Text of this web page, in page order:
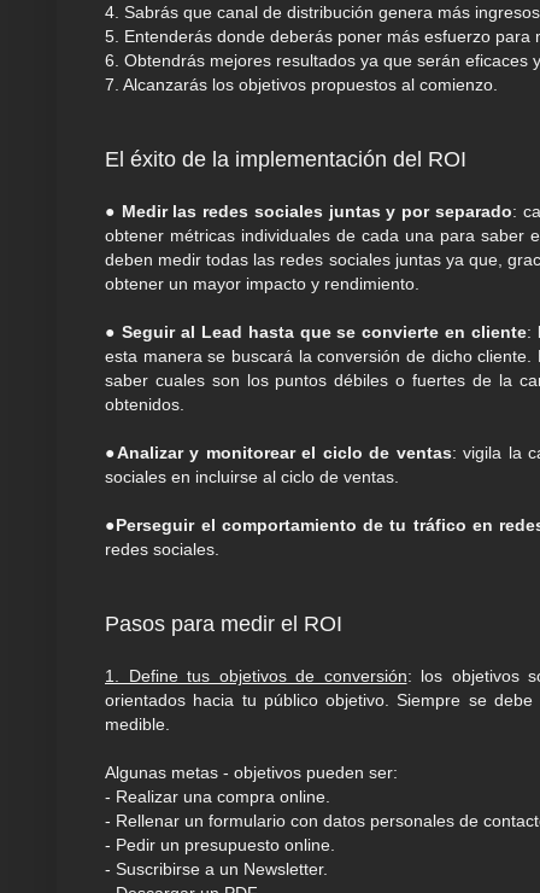
4. Sabrás que canal de distribución genera más
5. Entenderás donde deberás poner más esfuerzo
6. Obtendrás mejores resultados ya que serán eficaces
7. Alcanzarás los objetivos propuestos al comienzo.
El éxito de la implementación del ROI
● Medir las redes sociales juntas y por separado:
obtener métricas individuales de cada una para saber
deben medir todas las redes sociales juntas ya que,
obtener un mayor impacto y rendimiento.
● Seguir al Lead hasta que se convierte en cliente:
esta manera se buscará la conversión de dicho
saber cuales son los puntos débiles o fuertes de la
obtenidos.
●Analizar y monitorear el ciclo de ventas: vigila la
sociales en incluirse al ciclo de ventas.
●Perseguir el comportamiento de tu tráfico en
redes sociales.
Pasos para medir el ROI
1. Define tus objetivos de conversión: los objetivos
orientados hacia tu público objetivo. Siempre se
medible.
Algunas metas - objetivos pueden ser:
- Realizar una compra online.
- Rellenar un formulario con datos personales de
- Pedir un presupuesto online.
- Suscribirse a un Newsletter.